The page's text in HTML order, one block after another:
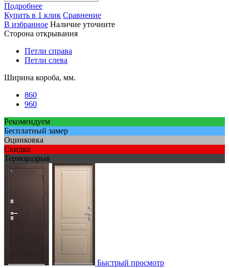
Подробнее
Купить в 1 клик Сравнение
В избранное Наличие уточните
Сторона открывания
Петли справа
Петли слева
Ширина короба, мм.
860
960
Рекомендуем
Бесплатный замер
Оцинковка
Скидка
Терморазрыв
Быстрый просмотр